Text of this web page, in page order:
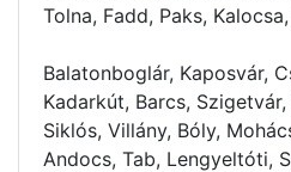
Tolna, Fadd, Paks,
Balatonboglár, Kaposvár,
Kadarkút, Barcs,
Siklós, Villány, Bóly,
Andocs, Tab, Lengyeltóti,